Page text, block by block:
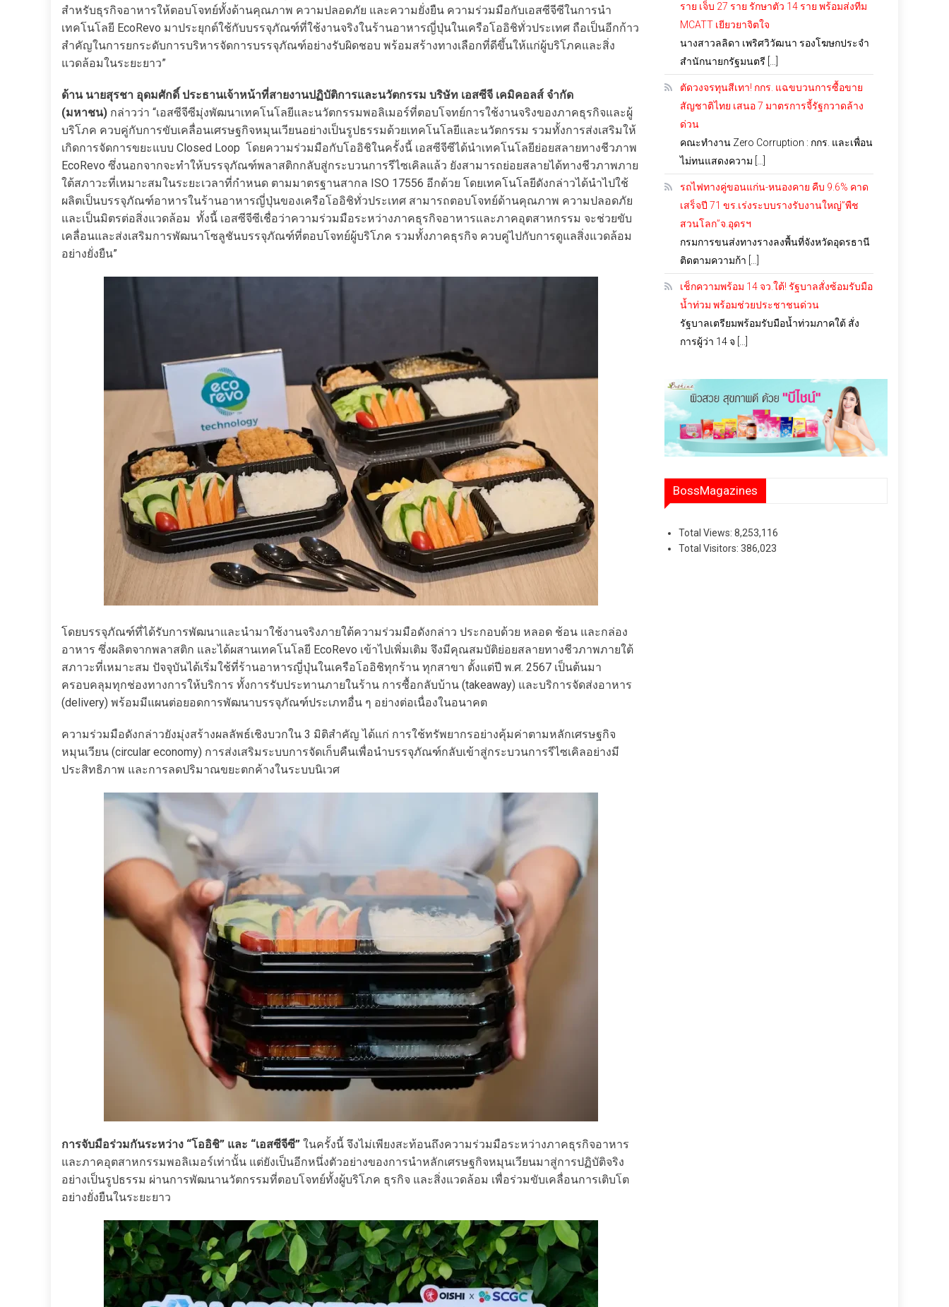
สำหรับธุรกิจอาหารให้ตอบโจทย์ทั้งด้านคุณภาพ ความปลอดภัย และความยั่งยืน ความร่วมมือกับเอสซีจีซีในการนำ
เทคโนโลยี EcoRevo มาประยุกต์ใช้กับบรรจุภัณฑ์ที่ใช้งานจริงในร้านอาหารญี่ปุ่นในเครือโออิชิทั่วประเทศ ถือเป็นอีกก้าว
สำคัญในการยกระดับการบริหารจัดการบรรจุภัณฑ์อย่างรับผิดชอบ พร้อมสร้างทางเลือกที่ดีขึ้นให้แก่ผู้บริโภคและสิ่ง
แวดล้อมในระยะยาว”
ด้าน นายสุรชา อุดมศักดิ์ ประธานเจ้าหน้าที่สายงานปฏิบัติการและนวัตกรรม บริษัท เอสซีจี เคมิคอลส์ จำกัด
(มหาชน) กล่าวว่า “เอสซีจีซีมุ่งพัฒนาเทคโนโลยีและนวัตกรรมพอลิเมอร์ที่ตอบโจทย์การใช้งานจริงของภาคธุรกิจและผู้
บริโภค ควบคู่กับการขับเคลื่อนเศรษฐกิจหมุนเวียนอย่างเป็นรูปธรรมด้วยเทคโนโลยีและนวัตกรรม รวมทั้งการส่งเสริมให้
เกิดการจัดการขยะแบบ Closed Loop โดยความร่วมมือกับโออิชิในครั้งนี้ เอสซีจีซีได้นำเทคโนโลยีย่อยสลายทางชีวภาพ
EcoRevo ซึ่งนอกจากจะทำให้บรรจุภัณฑ์พลาสติกกลับสู่กระบวนการรีไซเคิลแล้ว ยังสามารถย่อยสลายได้ทางชีวภาพภาย
ใต้สภาวะที่เหมาะสมในระยะเวลาที่กำหนด ตามมาตรฐานสากล ISO 17556 อีกด้วย โดยเทคโนโลยีดังกล่าวได้นำไปใช้
ผลิตเป็นบรรจุภัณฑ์อาหารในร้านอาหารญี่ปุ่นของเครือโออิชิทั่วประเทศ สามารถตอบโจทย์ด้านคุณภาพ ความปลอดภัย
และเป็นมิตรต่อสิ่งแวดล้อม ทั้งนี้ เอสซีจีซีเชื่อว่าความร่วมมือระหว่างภาคธุรกิจอาหารและภาคอุตสาหกรรม จะช่วยขับ
เคลื่อนและส่งเสริมการพัฒนาโซลูชันบรรจุภัณฑ์ที่ตอบโจทย์ผู้บริโภค รวมทั้งภาคธุรกิจ ควบคู่ไปกับการดูแลสิ่งแวดล้อม
อย่างยั่งยืน”
โดยบรรจุภัณฑ์ที่ได้รับการพัฒนาและนำมาใช้งานจริงภายใต้ความร่วมมือดังกล่าว ประกอบด้วย หลอด ช้อน และกล่อง
อาหาร ซึ่งผลิตจากพลาสติก และได้ผสานเทคโนโลยี EcoRevo เข้าไปเพิ่มเติม จึงมีคุณสมบัติย่อยสลายทางชีวภาพภายใต้
สภาวะที่เหมาะสม ปัจจุบันได้เริ่มใช้ที่ร้านอาหารญี่ปุ่นในเครือโออิชิทุกร้าน ทุกสาขา ตั้งแต่ปี พ.ศ. 2567 เป็นต้นมา
ครอบคลุมทุกช่องทางการให้บริการ ทั้งการรับประทานภายในร้าน การซื้อกลับบ้าน (takeaway) และบริการจัดส่งอาหาร
(delivery) พร้อมมีแผนต่อยอดการพัฒนาบรรจุภัณฑ์ประเภทอื่น ๆ อย่างต่อเนื่องในอนาคต
ความร่วมมือดังกล่าวยังมุ่งสร้างผลลัพธ์เชิงบวกใน 3 มิติสำคัญ ได้แก่ การใช้ทรัพยากรอย่างคุ้มค่าตามหลักเศรษฐกิจ
หมุนเวียน (circular economy) การส่งเสริมระบบการจัดเก็บคืนเพื่อนำบรรจุภัณฑ์กลับเข้าสู่กระบวนการรีไซเคิลอย่างมี
ประสิทธิภาพ และการลดปริมาณขยะตกค้างในระบบนิเวศ
การจับมือร่วมกันระหว่าง “โออิชิ” และ “เอสซีจีซี” ในครั้งนี้ จึงไม่เพียงสะท้อนถึงความร่วมมือระหว่างภาคธุรกิจอาหาร
และภาคอุตสาหกรรมพอลิเมอร์เท่านั้น แต่ยังเป็นอีกหนึ่งตัวอย่างของการนำหลักเศรษฐกิจหมุนเวียนมาสู่การปฏิบัติจริง
อย่างเป็นรูปธรรม ผ่านการพัฒนานวัตกรรมที่ตอบโจทย์ทั้งผู้บริโภค ธุรกิจ และสิ่งแวดล้อม เพื่อร่วมขับเคลื่อนการเติบโต
อย่างยั่งยืนในระยะยาว
ราย เจ็บ 27 ราย รักษาตัว 14 ราย พร้อมส่งทีม
MCATT เยียวยาจิตใจ
นางสาวลลิดา เพริศวิวัฒนา รองโฆษกประจำ
สำนักนายกรัฐมนตรี […]
ตัดวงจรทุนสีเทา! กกร. แฉขบวนการซื้อขาย
สัญชาติไทย เสนอ 7 มาตรการจี้รัฐกวาดล้าง
ด่วน
คณะทำงาน Zero Corruption : กกร. และเพื่อน
ไม่ทนแสดงความ […]
รถไฟทางคู่ขอนแก่น-หนองคาย คืบ 9.6% คาด
เสร็จปี 71 ขร.เร่งระบบรางรับงานใหญ่”พืช
สวนโลก”จ.อุดรฯ
กรมการขนส่งทางรางลงพื้นที่จังหวัดอุดรธานี
ติดตามความก้า […]
เช็กความพร้อม 14 จว.ใต้! รัฐบาลสั่งซ้อมรับมือ
น้ำท่วม พร้อมช่วยประชาชนด่วน
รัฐบาลเตรียมพร้อมรับมือน้ำท่วมภาคใต้ สั่ง
การผู้ว่า 14 จ […]
BossMagazines
Total Views:8,253,116
Total Visitors:386,023